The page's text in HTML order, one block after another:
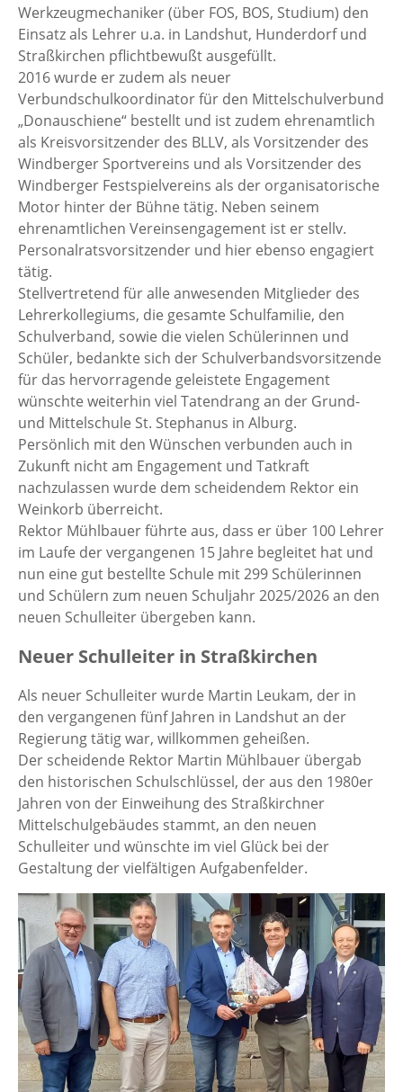
Werkzeugmechaniker (über FOS, BOS, Studium) den
Einsatz als Lehrer u.a. in Landshut, Hunderdorf und
Straßkirchen pflichtbewußt ausgefüllt.
2016 wurde er zudem als neuer
Verbundschulkoordinator für den Mittelschulverbund
„Donauschiene“ bestellt und ist zudem ehrenamtlich
als Kreisvorsitzender des BLLV, als Vorsitzender des
Windberger Sportvereins und als Vorsitzender des
Windberger Festspielvereins als der organisatorische
Motor hinter der Bühne tätig. Neben seinem
ehrenamtlichen Vereinsengagement ist er stellv.
Personalratsvorsitzender und hier ebenso engagiert
tätig.
Stellvertretend für alle anwesenden Mitglieder des
Lehrerkollegiums, die gesamte Schulfamilie, den
Schulverband, sowie die vielen Schülerinnen und
Schüler, bedankte sich der Schulverbandsvorsitzende
für das hervorragende geleistete Engagement
wünschte weiterhin viel Tatendrang an der Grund-
und Mittelschule St. Stephanus in Alburg.
Persönlich mit den Wünschen verbunden auch in
Zukunft nicht am Engagement und Tatkraft
nachzulassen wurde dem scheidendem Rektor ein
Weinkorb überreicht.
Rektor Mühlbauer führte aus, dass er über 100 Lehrer
im Laufe der vergangenen 15 Jahre begleitet hat und
nun eine gut bestellte Schule mit 299 Schülerinnen
und Schülern zum neuen Schuljahr 2025/2026 an den
neuen Schulleiter übergeben kann.
Neuer Schulleiter in Straßkirchen
Als neuer Schulleiter wurde Martin Leukam, der in
den vergangenen fünf Jahren in Landshut an der
Regierung tätig war, willkommen geheißen.
Der scheidende Rektor Martin Mühlbauer übergab
den historischen Schulschlüssel, der aus den 1980er
Jahren von der Einweihung des Straßkirchner
Mittelschulgebäudes stammt, an den neuen
Schulleiter und wünschte im viel Glück bei der
Gestaltung der vielfältigen Aufgabenfelder.